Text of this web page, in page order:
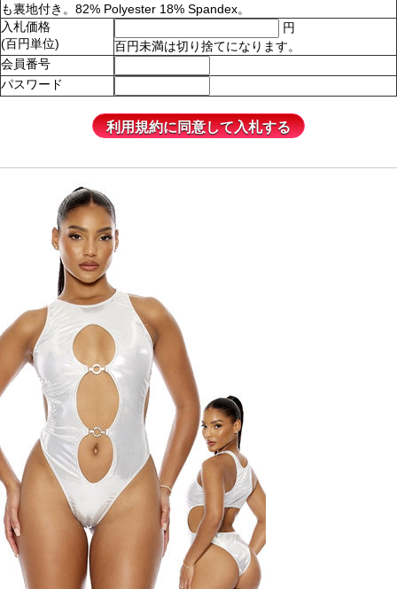
も裏地付き。82% Polyester 18% Spandex。
入札価格
(百円単位)
円
百円未満は切り捨てになります。
会員番号
パスワード